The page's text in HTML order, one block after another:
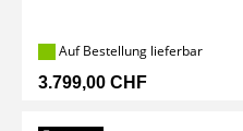
Auf Bestellung lieferbar
3.799,00 CHF